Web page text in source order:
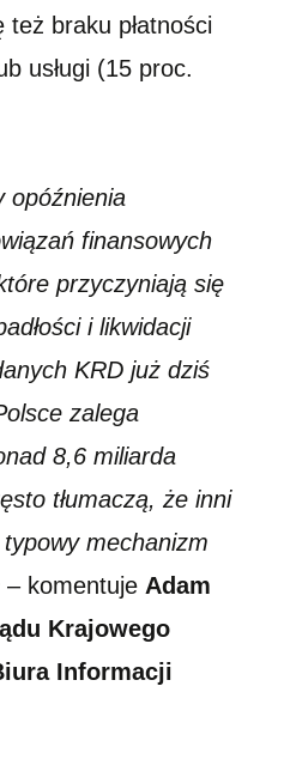
braku płatności
usługi (15 proc.
opóźnienia
finansowych
przyczyniają się
i likwidacji
KRD już dziś
zalega
8,6 miliarda
tłumaczą, że inni
typowy mechanizm
– komentuje Adam
Krajowego
Informacji